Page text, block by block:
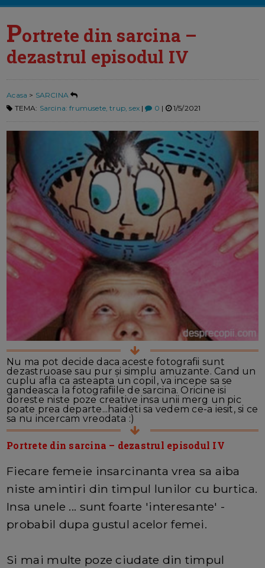
Portrete din sarcina –
dezastrul episodul IV
Acasa > SARCINA
TEMA: Sarcina: frumusete, trup, sex| 0 | 1/5/2021
Nu ma pot decide daca aceste fotografii sunt
dezastruoase sau pur și simplu amuzante. Cand un
cuplu afla ca asteapta un copil, va incepe sa se
gandeasca la fotografiile de sarcina. Oricine isi
doreste niste poze creative insa unii merg un pic
poate prea departe...haideti sa vedem ce-a iesit, si ce
sa nu incercam vreodata :)
Portrete din sarcina – dezastrul episodul IV
Fiecare femeie insarcinanta vrea sa aiba
niste amintiri din timpul lunilor cu burtica.
Insa unele ... sunt foarte 'interesante' -
probabil dupa gustul acelor femei.
Si mai multe poze ciudate din timpul